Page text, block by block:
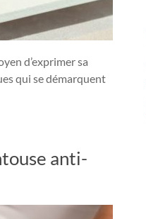
d’exprimer sa
qui se démarquent
anti-